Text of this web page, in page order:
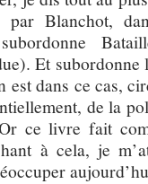
par Blanchot,
Et subordonne
est dans ce cas,
de la
ce livre fait
à cela, je